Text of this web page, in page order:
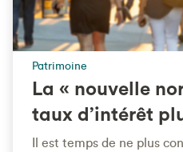
Patrimoine
La « nouvelle
taux d’intérêt
Il est temps de ne plus